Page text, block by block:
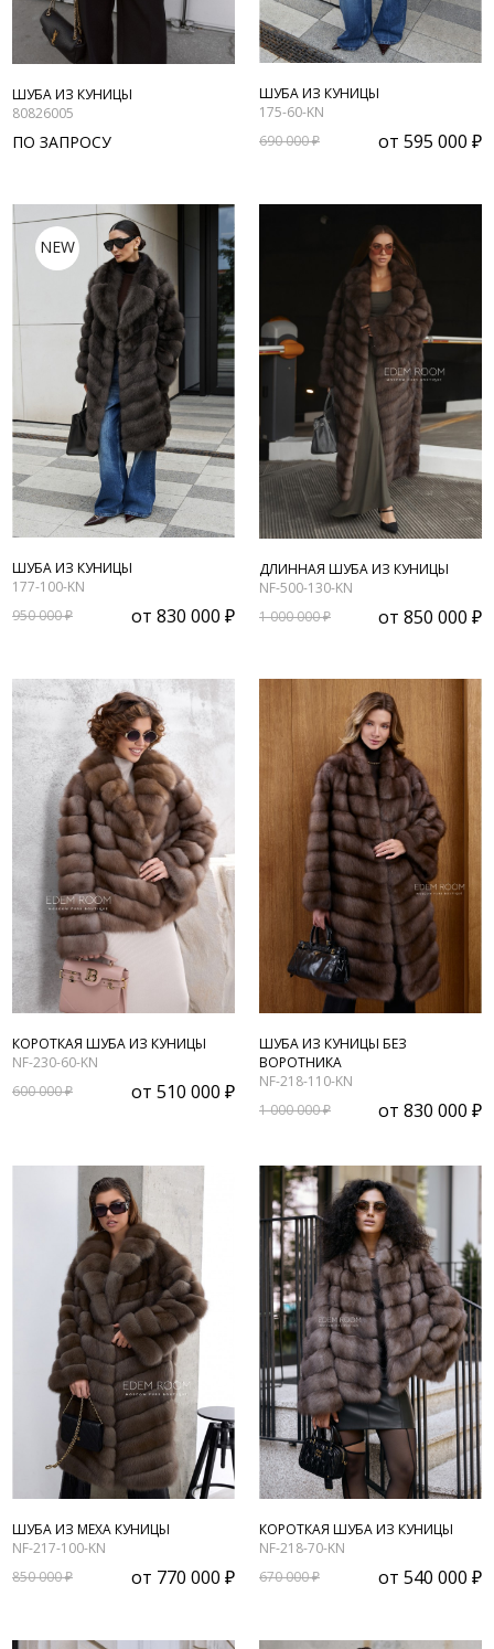
ШУБА ИЗ КУНИЦЫ
80826005
ПО ЗАПРОСУ
ШУБА ИЗ КУНИЦЫ
175-60-KN
690 000 ₽
от 595 000 ₽
NEW
ШУБА ИЗ КУНИЦЫ
177-100-KN
950 000 ₽
от 830 000 ₽
ДЛИННАЯ ШУБА ИЗ КУНИЦЫ
NF-500-130-KN
1 000 000 ₽
от 850 000 ₽
КОРОТКАЯ ШУБА ИЗ КУНИЦЫ
NF-230-60-KN
600 000 ₽
от 510 000 ₽
ШУБА ИЗ КУНИЦЫ БЕЗ
ВОРОТНИКА
NF-218-110-KN
1 000 000 ₽
от 830 000 ₽
ШУБА ИЗ МЕХА КУНИЦЫ
NF-217-100-KN
850 000 ₽
от 770 000 ₽
КОРОТКАЯ ШУБА ИЗ КУНИЦЫ
NF-218-70-KN
670 000 ₽
от 540 000 ₽